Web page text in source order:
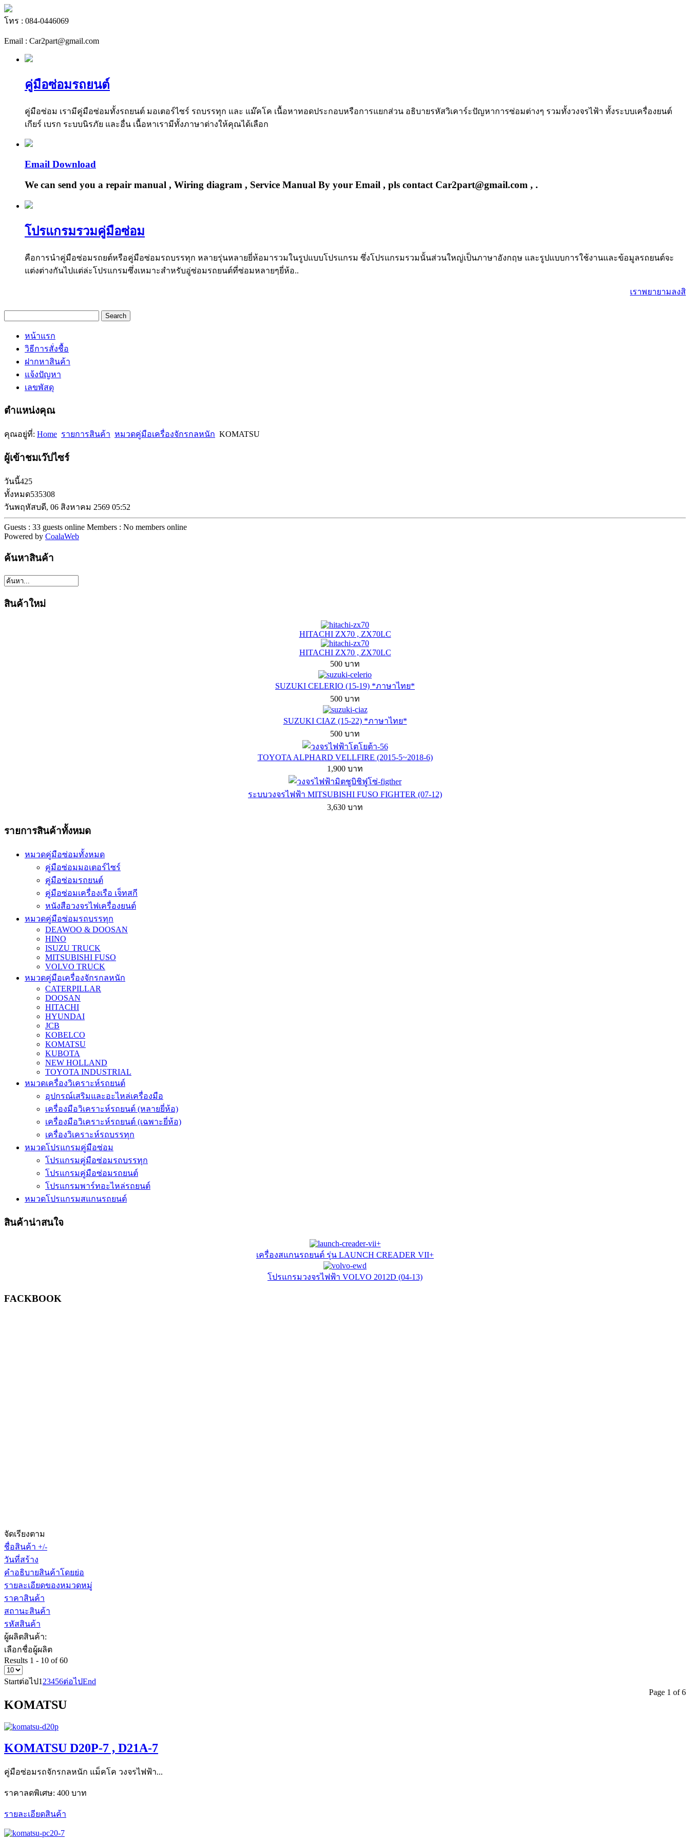
โทร : 084-0446069
Email : Car2part@gmail.com
คู่มือซ่อมรถยนต์
คู่มือซ่อม เรามีคู่มือซ่อมทั้งรถยนต์ มอเตอร์ไซร์ รถบรรทุก และ แม๊คโค เนื้อหาทอดประกอบหรือการแยกส่วน อธิบายรหัสวิเคาร์ะปัญหาการซ่อมต่างๆ รวมทั้งวงจรไฟ้า ทั้งระบบเครื่องยนต์
เกียร์ เบรก ระบบนิรภัย และอื่น เนื้อหาเรามีทั้งภาษาต่างให้คุณได้เลือก
Email Download
We can send you a repair manual , Wiring diagram , Service Manual By your Email , pls contact Car2part@gmail.com , .
โปรแกรมรวมคู่มือซ่อม
คือการนำคู่มือซ่อมรถยต์หรือคู่มือซ่อมรถบรรทุก หลายรุ่นหลายยี่ห้อมารวมในรูปแบบโปรแกรม ซึ่งโปรแกรมรวมนั้นส่วนใหญ่เป็นภาษาอังกฤษ และรูปแบบการใช้งานและข้อมูลรถยนต์จะ
แต่งต่างกันไปแต่ล่ะโปรแกรมซึ่งเหมาะสำหรับอู่ซ่อมรถยนต์ที่ซ่อมหลายๆยี่ห้อ..
เราพยายามลงสิน
หน้าแรก
วิธีการสั่งชื้อ
ฝากหาสินค้า
แจ้งปัญหา
เลขพัสดุ
ตำแหน่งคุณ
คุณอยู่ที่: Home รายการสินค้า หมวดคู่มือเครื่องจักรกลหนัก KOMATSU
ผู้เข้าชมเว๊ปไซร์
วันนี้425
ทั้งหมด535308
วันพฤหัสบดี, 06 สิงหาคม 2569 05:52
Guests : 33 guests online Members : No members online
Powered by CoalaWeb
ค้นหาสินค้า
สินค้าใหม่
HITACHI ZX70 , ZX70LC
HITACHI ZX70 , ZX70LC
500 บาท
SUZUKI CELERIO (15-19) *ภาษาไทย*
500 บาท
SUZUKI CIAZ (15-22) *ภาษาไทย*
500 บาท
TOYOTA ALPHARD VELLFIRE (2015-5~2018-6)
1,900 บาท
ระบบวงจรไฟฟ้า MITSUBISHI FUSO FIGHTER (07-12)
3,630 บาท
รายการสินค้าทั้งหมด
หมวดคู่มือซ่อมทั้งหมด
คู่มือซ่อมมอเตอร์ไซร์
คู่มือซ่อมรถยนต์
คู่มือซ่อมเครื่องเรือ เจ็ทสกี
หนังสือวงจรไฟเครื่องยนต์
หมวดคู่มือซ่อมรถบรรทุก
DEAWOO & DOOSAN
HINO
ISUZU TRUCK
MITSUBISHI FUSO
VOLVO TRUCK
หมวดคู่มือเครื่องจักรกลหนัก
CATERPILLAR
DOOSAN
HITACHI
HYUNDAI
JCB
KOBELCO
KOMATSU
KUBOTA
NEW HOLLAND
TOYOTA INDUSTRIAL
หมวดเครื่องวิเคราะห์รถยนต์
อุปกรณ์เสริมและอะไหล่เครื่องมือ
เครื่องมือวิเคราะห์รถยนต์ (หลายยี่ห้อ)
เครื่องมือวิเคราะห์รถยนต์ (เฉพาะยี่ห้อ)
เครื่องวิเคราะห์รถบรรทุก
หมวดโปรแกรมคู่มือซ่อม
โปรแกรมคู่มือซ่อมรถบรรทุก
โปรแกรมคู่มือซ่อมรถยนต์
โปรแกรมพาร์ทอะไหล่รถยนต์
หมวดโปรแกรมสแกนรถยนต์
สินค้าน่าสนใจ
เครื่องสแกนรถยนต์ รุ่น LAUNCH CREADER VII+
โปรแกรมวงจรไฟฟ้า VOLVO 2012D (04-13)
FACKBOOK
จัดเรียงตาม
ชื่อสินค้า +/-
วันที่สร้าง
คำอธิบายสินค้าโดยย่อ
รายละเอียดของหมวดหมู่
ราคาสินค้า
สถานะสินค้า
รหัสสินค้า
ผู้ผลิตสินค้า:
เลือกชื่อผู้ผลิต
Results 1 - 10 of 60
Startต่อไป1 23456ต่อไปEnd
Page 1 of 6
KOMATSU
KOMATSU D20P-7 , D21A-7
คู่มือซ่อมรถจักรกลหนัก แม็คโค วงจรไฟฟ้า...
ราคาลดพิเศษ: 400 บาท
รายละเอียดสินค้า